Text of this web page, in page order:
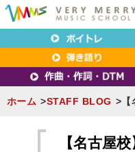
東京（新宿・八王
「本気」になれる
MUSIC SCHOOL
東京（新宿・八王子）・横浜・
VERY MERRY MUSIC SCHOOL
ホーム STAFF BLOG
【名古屋